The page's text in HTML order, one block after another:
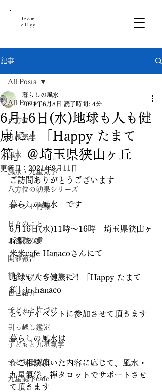
from
ellyy
記事
All Posts
吉方位
九星気学
風水
風水・九星気学
八方位の効果シリーズ
イベント情報
日々のこと
お客様の声
開催報告
禅タロットセッション
自己紹介
子どもと片づけ
引っ越し鑑定
子どもと九星氣学
子どもと風水
九星氣学cafe
All Posts
6月16日(水)地球も人も健
康に！「Happy たまて
箱」＠埼玉県狭山ヶ丘
暮らしの風水
2021年6月8日 読了時間: 4分
更新日： 2021年9月11日
ご訪問ありがとうございます
暮らしの風水　です
6月16日(水)11時～16時　埼玉県狭山ヶ
丘駅そば
米米cafe Hanacoさんにて
地球も人も健康に！「Happy たまて
箱」in hanaco
というイベントに参加させて頂きます
暮らしの風水は
☆ご相談頂いた内容に応じて、風水・
九星氣学、禅タロットでサポートさせ
て頂きます